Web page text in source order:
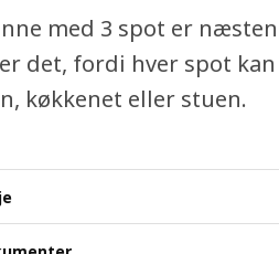
med 3 spot er
det, fordi hver spot
køkkenet eller stuen.